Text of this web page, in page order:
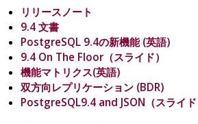
リリースノート
9.4 文書
PostgreSQL 9.4の新機能 (英語)
9.4 On The Floor（スライド）
機能マトリクス(英語)
双方向レプリケーション (BDR)
PostgreSQL9.4 and JSON（スライド